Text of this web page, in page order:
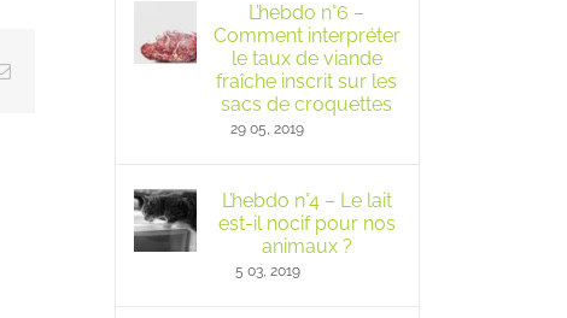
Email
L’hebdo n°6 –
Comment interpréter
le taux de viande
fraîche inscrit sur les
sacs de croquettes
29 05, 2019
L’hebdo n°4 – Le lait
est-il nocif pour nos
animaux ?
5 03, 2019